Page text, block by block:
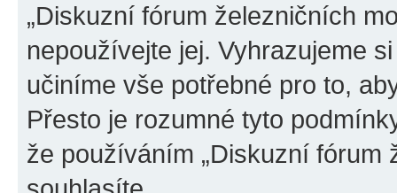
„Diskuzní fórum železničních
nepoužívejte jej. Vyhrazujeme
učiníme vše potřebné pro to,
Přesto je rozumné tyto
že používáním „Diskuzní fórum